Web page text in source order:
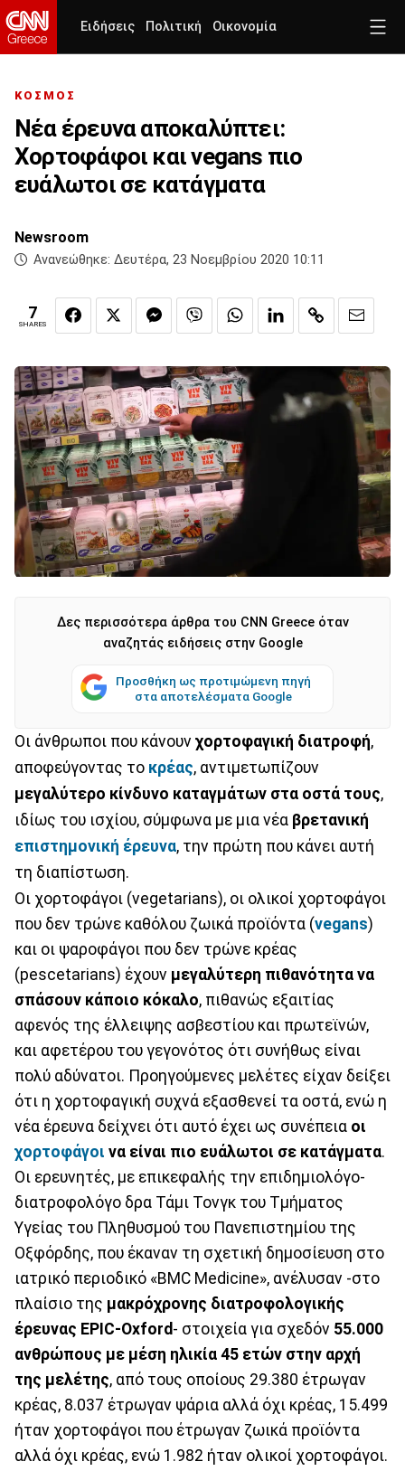
Ειδήσεις Πολιτική Οικονομία
ΚΟΣΜΟΣ
Νέα έρευνα αποκαλύπτει:
Χορτοφάφοι και vegans πιο
ευάλωτοι σε κατάγματα
Newsroom
Ανανεώθηκε: Δευτέρα, 23 Νοεμβρίου 2020 10:11
7
SHARES
Δες περισσότερα άρθρα του CNN Greece όταν
αναζητάς ειδήσεις στην Google
Προσθήκη ως προτιμώμενη πηγή
στα αποτελέσματα Google
Οι άνθρωποι που κάνουν χορτοφαγική διατροφή,
αποφεύγοντας το κρέας, αντιμετωπίζουν
μεγαλύτερο κίνδυνο καταγμάτων στα οστά τους,
ιδίως του ισχίου, σύμφωνα με μια νέα βρετανική
επιστημονική έρευνα, την πρώτη που κάνει αυτή
τη διαπίστωση.
Οι χορτοφάγοι (vegetarians), οι ολικοί χορτοφάγοι
που δεν τρώνε καθόλου ζωικά προϊόντα (vegans)
και οι ψαροφάγοι που δεν τρώνε κρέας
(pescetarians) έχουν μεγαλύτερη πιθανότητα να
σπάσουν κάποιο κόκαλο, πιθανώς εξαιτίας
αφενός της έλλειψης ασβεστίου και πρωτεϊνών,
και αφετέρου του γεγονότος ότι συνήθως είναι
πολύ αδύνατοι. Προηγούμενες μελέτες είχαν δείξει
ότι η χορτοφαγική συχνά εξασθενεί τα οστά, ενώ η
νέα έρευνα δείχνει ότι αυτό έχει ως συνέπεια οι
χορτοφάγοι να είναι πιο ευάλωτοι σε κατάγματα.
Οι ερευνητές, με επικεφαλής την επιδημιολόγο-
διατροφολόγο δρα Τάμι Τονγκ του Τμήματος
Υγείας του Πληθυσμού του Πανεπιστημίου της
Οξφόρδης, που έκαναν τη σχετική δημοσίευση στο
ιατρικό περιοδικό «BMC Medicine», ανέλυσαν -στο
πλαίσιο της μακρόχρονης διατροφολογικής
έρευνας EPIC-Oxford- στοιχεία για σχεδόν 55.000
ανθρώπους με μέση ηλικία 45 ετών στην αρχή
της μελέτης, από τους οποίους 29.380 έτρωγαν
κρέας, 8.037 έτρωγαν ψάρια αλλά όχι κρέας, 15.499
ήταν χορτοφάγοι που έτρωγαν ζωικά προϊόντα
αλλά όχι κρέας, ενώ 1.982 ήταν ολικοί χορτοφάγοι.